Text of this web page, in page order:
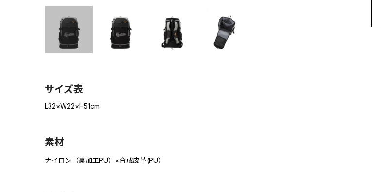
サイズ表
L32×W22×H51cm
素材
ナイロン（裏加工PU）×合成皮革(PU）